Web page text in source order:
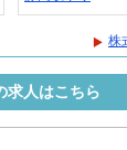
株
求人はこちら